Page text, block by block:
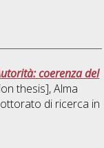
coerenza del
thesis], Alma
di ricerca in